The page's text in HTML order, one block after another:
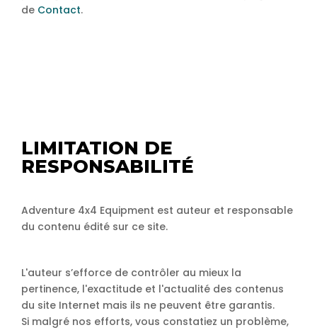
de Contact.
LIMITATION DE
RESPONSABILITÉ
Adventure 4x4 Equipment est auteur et responsable
du contenu édité sur ce site.
L'auteur s’efforce de contrôler au mieux la
pertinence, l'exactitude et l'actualité des contenus
du site Internet mais ils ne peuvent être garantis.
Si malgré nos efforts, vous constatiez un problème,